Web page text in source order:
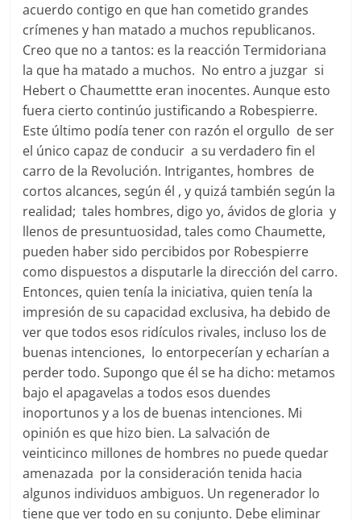
acuerdo contigo en que han cometido grandes
crímenes y han matado a muchos republicanos.
Creo que no a tantos: es la reacción Termidoriana
la que ha matado a muchos. No entro a juzgar si
Hebert o Chaumettte eran inocentes. Aunque esto
fuera cierto continúo justificando a Robespierre.
Este último podía tener con razón el orgullo de ser
el único capaz de conducir a su verdadero fin el
carro de la Revolución. Intrigantes, hombres de
cortos alcances, según él , y quizá también según la
realidad; tales hombres, digo yo, ávidos de gloria y
llenos de presuntuosidad, tales como Chaumette,
pueden haber sido percibidos por Robespierre
como dispuestos a disputarle la dirección del carro.
Entonces, quien tenía la iniciativa, quien tenía la
impresión de su capacidad exclusiva, ha debido de
ver que todos esos ridículos rivales, incluso los de
buenas intenciones, lo entorpecerían y echarían a
perder todo. Supongo que él se ha dicho: metamos
bajo el apagavelas a todos esos duendes
inoportunos y a los de buenas intenciones. Mi
opinión es que hizo bien. La salvación de
veinticinco millones de hombres no puede quedar
amenazada por la consideración tenida hacia
algunos individuos ambiguos. Un regenerador lo
tiene que ver todo en su conjunto. Debe eliminar